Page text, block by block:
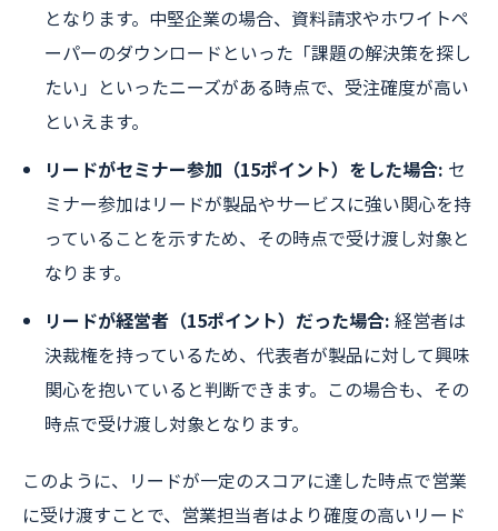
となります。中堅企業の場合、資料請求やホワイトペ
ーパーのダウンロードといった「課題の解決策を探し
たい」といったニーズがある時点で、受注確度が高い
といえます。
リードがセミナー参加（15ポイント）をした場合: セ
ミナー参加はリードが製品やサービスに強い関心を持
っていることを示すため、その時点で受け渡し対象と
なります。
リードが経営者（15ポイント）だった場合: 経営者は
決裁権を持っているため、代表者が製品に対して興味
関心を抱いていると判断できます。この場合も、その
時点で受け渡し対象となります。
このように、リードが一定のスコアに達した時点で営業
に受け渡すことで、営業担当者はより確度の高いリード